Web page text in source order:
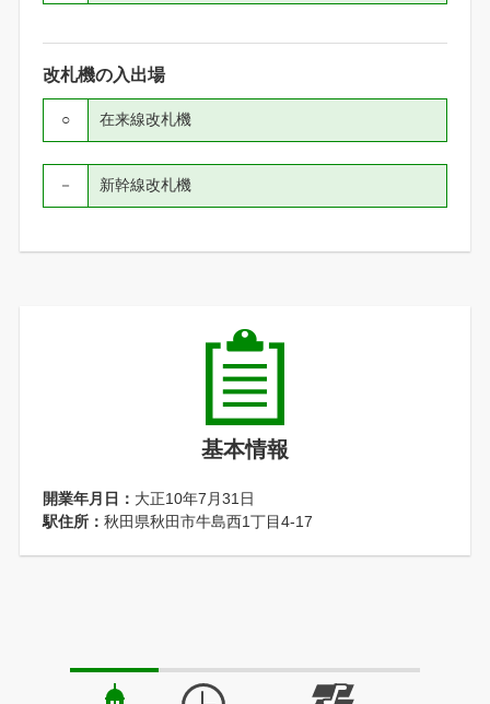
改札機の入出場
在来線改札機
○
新幹線改札機
－
基本情報
開業年月日： 大正10年7月31日
駅住所： 秋田県秋田市牛島西1丁目4-17